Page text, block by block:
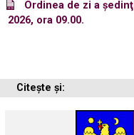
Ordinea de zi a
2026, ora 09.00.
Citește și: